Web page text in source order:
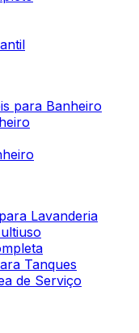
para Banheiro
Lavanderia
Tanques
de Serviço